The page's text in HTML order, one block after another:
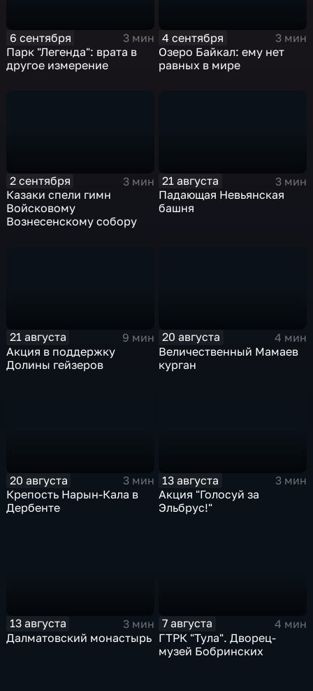
6 сентября
3 мин
Парк "Легенда": врата в
другое измерение
4 сентября
3 мин
Озеро Байкал: ему нет
равных в мире
2 сентября
3 мин
Казаки спели гимн
Войсковому
Вознесенскому собору
21 августа
3 мин
Падающая Невьянская
башня
21 августа
9 мин
Акция в поддержку
Долины гейзеров
20 августа
4 мин
Величественный Мамаев
курган
20 августа
3 мин
Крепость Нарын-Кала в
Дербенте
13 августа
3 мин
Акция "Голосуй за
Эльбрус!"
13 августа
3 мин
Далматовский монастырь
7 августа
4 мин
ГТРК "Тула". Дворец-
музей Бобринских